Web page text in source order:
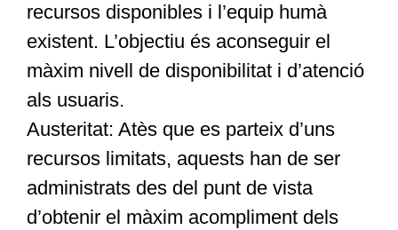
recursos disponibles i l’equip humà
existent. L’objectiu és aconseguir el
màxim nivell de disponibilitat i d’atenció
als usuaris.
Austeritat: Atès que es parteix d’uns
recursos limitats, aquests han de ser
administrats des del punt de vista
d’obtenir el màxim acompliment dels